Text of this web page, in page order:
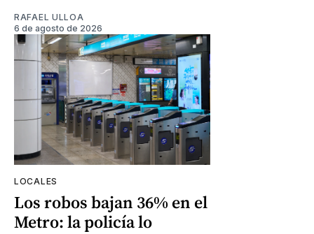
RAFAEL ULLOA
6 de agosto de 2026
LOCALES
Los robos bajan 36% en el
Metro: la policía lo